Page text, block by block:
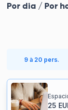
Por dia / Por
9 à 20 pers.
25